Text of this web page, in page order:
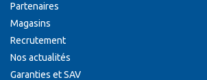
Partenaires
Magasins
Recrutement
Nos actualités
Garanties et SAV